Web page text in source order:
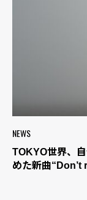
NEWS
TOKYO世界、
めた新曲“Don’t